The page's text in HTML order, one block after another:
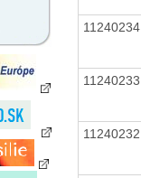
11240234
11240233
11240232